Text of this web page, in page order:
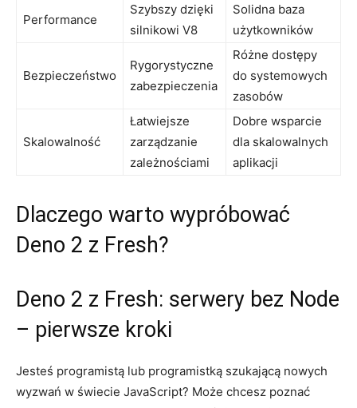
Performance
Szybszy dzięki
silnikowi V8
Solidna ‍baza
⁢użytkowników
Bezpieczeństwo
Rygorystyczne
zabezpieczenia
Różne dostępy ​
do systemowych‌
zasobów
Skalowalność
Łatwiejsze
zarządzanie
zależnościami
Dobre wsparcie​
dla skalowalnych​
aplikacji
Dlaczego warto wypróbować
Deno ‍2 z‌ Fresh?
Deno 2 z ⁣Fresh: serwery bez Node
​– pierwsze ⁢kroki
Jesteś programistą lub programistką‍ szukającą‍ nowych
wyzwań w świecie JavaScript? Może ‌chcesz poznać ​